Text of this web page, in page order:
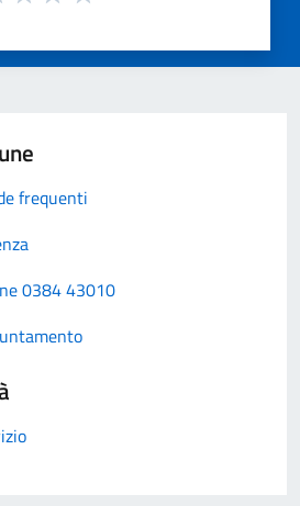
frequenti
0384 43010